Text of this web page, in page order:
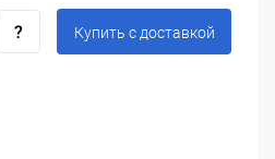
Купить c доставкой